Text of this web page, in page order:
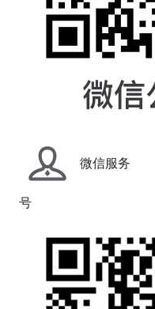
微信服务
号